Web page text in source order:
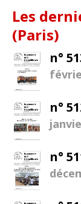
Les
(Paris)
n°
n°
n°